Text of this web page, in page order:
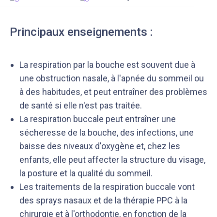
Principaux enseignements :
La respiration par la bouche est souvent due à
une obstruction nasale, à l'apnée du sommeil ou
à des habitudes, et peut entraîner des problèmes
de santé si elle n'est pas traitée.
La respiration buccale peut entraîner une
sécheresse de la bouche, des infections, une
baisse des niveaux d'oxygène et, chez les
enfants, elle peut affecter la structure du visage,
la posture et la qualité du sommeil.
Les traitements de la respiration buccale vont
des sprays nasaux et de la thérapie PPC à la
chirurgie et à l'orthodontie, en fonction de la